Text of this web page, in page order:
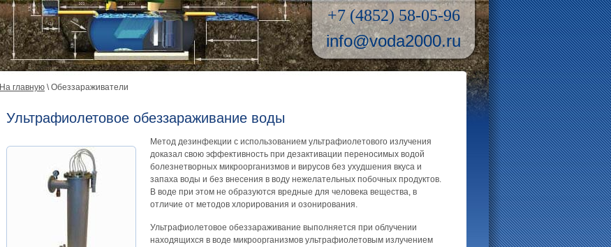
+7 (4852) 58-05-96
info@voda2000.ru
На главную \ Обеззараживатели
Ультрафиолетовое обеззараживание воды
Метод дезинфекции с использованием ультрафиолетового излучения
доказал свою эффективность при дезактивации переносимых водой
болезнетворных микроорганизмов и вирусов без ухудшения вкуса и
запаха воды и без внесения в воду нежелательных побочных продуктов.
В воде при этом не образуются вредные для человека вещества, в
отличие от методов хлорирования и озонирования.
Ультрафиолетовое обеззараживание выполняется при облучении
находящихся в воде микроорганизмов ультрафиолетовым излучением